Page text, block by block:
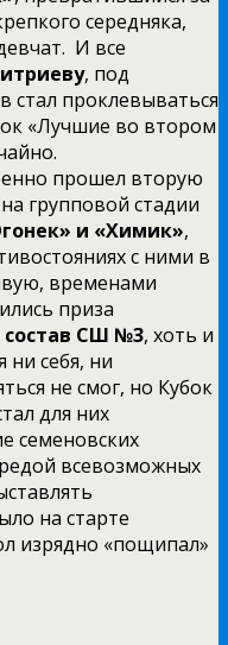
середняка,
И все
, под
стал проклевываться
«Лучшие во втором
прошел вторую
групповой стадии
и «Химик»,
с ними в
временами
приза
состав СШ №3, хоть и
ни себя, ни
не смог, но Кубок
для них
семеновских
всевозможных
на старте
изрядно «пощипал»